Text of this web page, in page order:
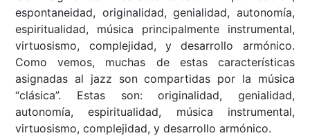
espontaneidad, originalidad, genialidad, autonomía,
espiritualidad, música principalmente instrumental,
virtuosismo, complejidad, y desarrollo armónico.
Como vemos, muchas de estas características
asignadas al jazz son compartidas por la música
“clásica”. Estas son: originalidad, genialidad,
autonomía, espiritualidad, música instrumental,
virtuosismo, complejidad, y desarrollo armónico.